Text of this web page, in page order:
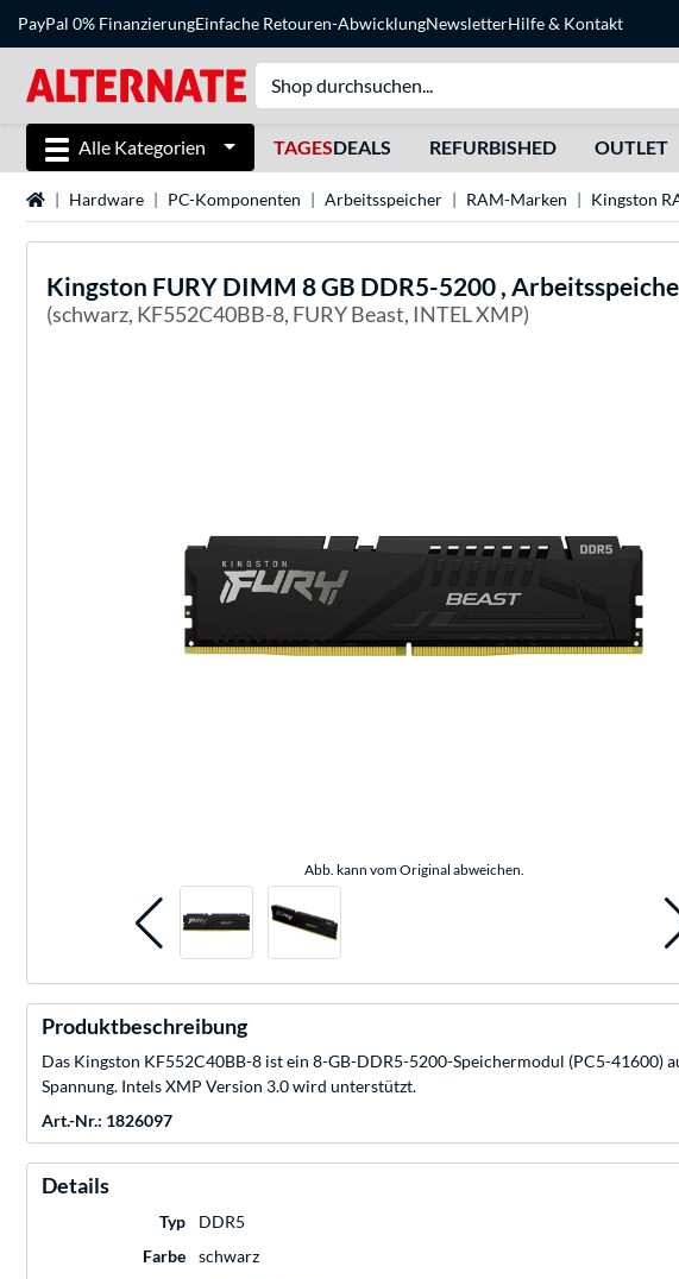
PayPal 0% FinanzierungEinfache Retouren-AbwicklungNewsletterHilfe& Kontakt
Alle Kategorien TAGESDEALS REFURBISHED OUTLET
StartseiteHardware PC-Komponenten Arbeitsspeicher RAM-Marken Kingston
Kingston FURY DIMM 8 GB DDR5-5200 ,
(schwarz, KF552C40BB-8, FURY Beast, INTEL XMP)
Abb. kann vom Original abweichen.
Produktbeschreibung
Das Kingston KF552C40BB-8 ist ein 8-GB-DDR5-5200-Speichermodul (PC5-41600)
Spannung. Intels XMP Version 3.0 wird unterstützt.
Art.-Nr.: 1826097
Details
Typ
DDR5
Farbe
schwarz